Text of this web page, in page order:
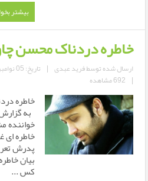
بیشتر
خاطره دردناک محسن
ارسال شده توسطفرید عبدی | تاریخ: 05 نوامبر 2018
| 692 مشاهده
خاطره
به
خواننده
خاطره ای
پدرش
بیان
کس ...